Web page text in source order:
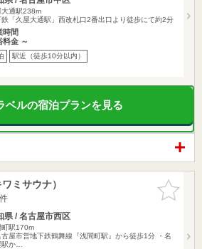
大通駅238m
鉄「久屋大通駅」西改札口2番出口より徒歩にて約2分
時間
料金 ～
駅近（徒歩10分以内）
ベルの宿泊プランを見る
お気に入
りに追加
ミサウナ）
県 / 名古屋市西区
町駅170m
古屋市営地下鉄鶴舞線『浅間町駅』から徒歩1分 ・名
か…